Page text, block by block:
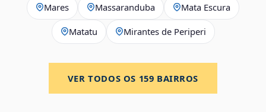
Mares Massaranduba Mata Escura
Matatu Mirantes de Periperi
VER TODOS OS 159 BAIRROS